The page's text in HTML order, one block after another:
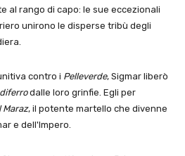
al rango di capo: le sue eccezionali
unirono le disperse tribù degli
contro i Pelleverde, Sigmar liberò
dalle loro grinfie. Egli per
Maraz, il potente martello che divenne
e dell'Impero.